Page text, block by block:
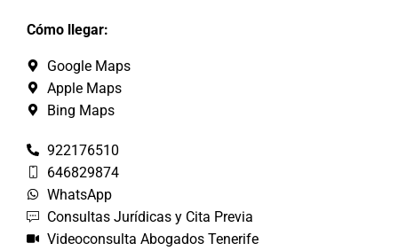
Cómo llegar:
Google Maps
Apple Maps
Bing Maps
922176510
646829874
WhatsApp
Consultas Jurídicas y Cita Previa
Videoconsulta Abogados Tenerife